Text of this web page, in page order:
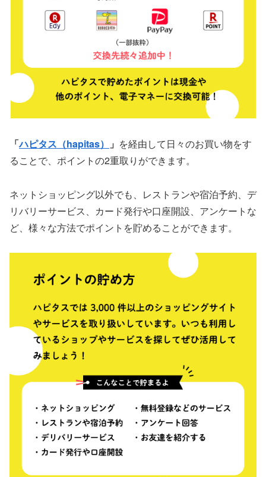
「ハピタス（hapitas） 」 を経由して日々のお買い物をす
ることで、ポイントの2重取りができます。
ネットショッピング以外でも、レストランや宿泊予約、デ
リバリーサービス、カード発行や口座開設、アンケートな
ど、様々な方法でポイントを貯めることができます。